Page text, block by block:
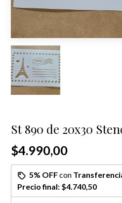
St 890 de 20x30
$4.990,00
5% OFFcon
Precio final: $4.740,50